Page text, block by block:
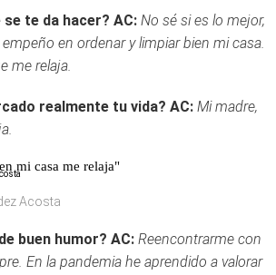
se te da hacer? AC: No sé si es lo mejor,
en ordenar y limpiar bien mi casa.
me relaja.
realmente tu vida? AC: Mi madre,
mi casa me relaja"
Acosta
buen humor? AC: Reencontrarme con
En la pandemia he aprendido a valorar